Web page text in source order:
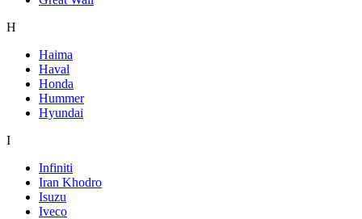
H
Haima
Haval
Honda
Hummer
Hyundai
I
Infiniti
Iran Khodro
Isuzu
Iveco